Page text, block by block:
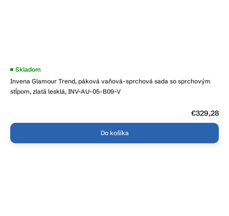
Invena Glamour Trend, páková vaňová-sprchová sada so sprchovým
stĺpom, zlatá lesklá, INV-AU-05-B09-V
Skladom
€329,28
Do košíka